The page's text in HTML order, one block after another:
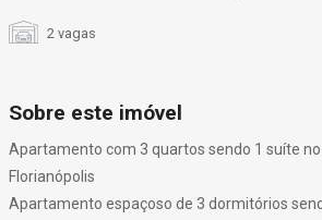
2 vagas
Sobre este imóvel
Apartamento com 3 quartos sendo 1 suíte
Florianópolis
Apartamento espaçoso de 3 dormitórios